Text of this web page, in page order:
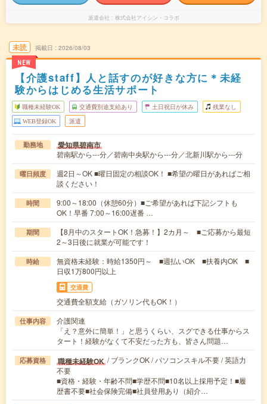
派遣会社 株式会社アイシン・コラボ
未読
NEW
掲載日 2026/08/03
【介護staff】人と話すのが好きな方に＊未経
験からはじめる生活サポート
職種未経験OK 交通費別途支給あり 土日祝日が休み 残業なし
WEB登録OK 派遣
勤務地 愛知県碧南市
碧南駅から---分／碧南中央駅から---分／北新川駅から---分
曜日頻度
週2日～OK ■曜日固定の相談OK！ ■希望の曜日があればご相
談ください！
時間
9:00～18:00（休憩60分）■ご希望があれば下記シフトも
OK！早番 7:00～16:00遅番 …
期間
【8月中のスタートOK！急募！】2カ月～ ■ご応募から最短
2～3日後に就業が可能です！
時給
無資格未経験：時給1350円～ ■週払いOK ■扶養内OK ■
日収1万800円以上
交通費
交通費全額支給（ガソリン代もOK！）
仕事内容
介護関連
「え？意外に簡単！」と思うくらい、スグできる仕事からス
タート！経験がなくて不安だった方も、皆さん問題…
応募資格 職種未経験OK / ブランクOK / パソコンスキル不要 / 英語力
不要
■資格・経験・年齢不問■学歴不問■10名以上採用予定！■履
歴書不要■社会保険完備■社員登用あり（紹介…